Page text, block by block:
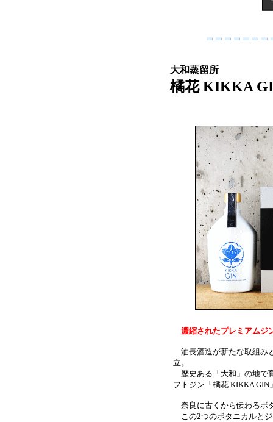
大和蒸留所
橘花 KIKKA
濃縮されたプレミアムジ
油長酒造が新たな取組み
立。
歴史ある「大和」の地で
フトジン「橘花 KIKKA
奈良に古くから伝わるボ
この2つのボタニカルと